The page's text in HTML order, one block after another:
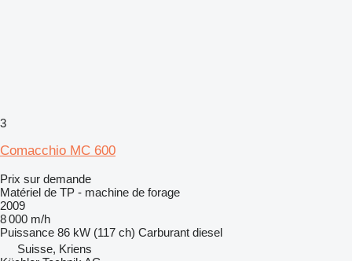
3
Comacchio MC 600
Prix sur demande
Matériel de TP - machine de forage
2009
8 000 m/h
Puissance 86 kW (117 ch) Carburant diesel
Suisse, Kriens